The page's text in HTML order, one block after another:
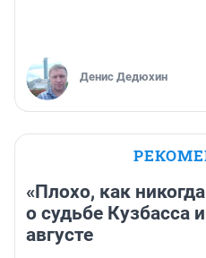
Денис Дедюхин
«Плохо, как
о судьбе Кузбасса
августе